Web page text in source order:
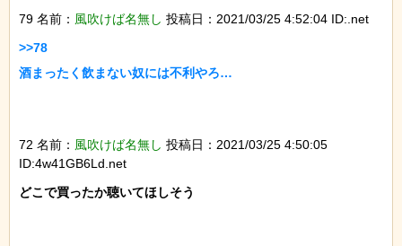
79 名前： 風吹けば名無し 投稿日：2021/03/25 4:52:04 ID:.net
>>78
酒まったく飲まない奴には不利やろ…
72 名前： 風吹けば名無し 投稿日：2021/03/25 4:50:05
ID:4w41GB6Ld.net
どこで買ったか聴いてほしそう